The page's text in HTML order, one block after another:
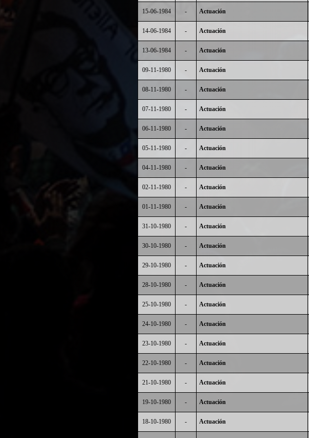
15-06-1984 - Actuación
14-06-1984 - Actuación
13-06-1984 - Actuación
09-11-1980 - Actuación
08-11-1980 - Actuación
07-11-1980 - Actuación
06-11-1980 - Actuación
05-11-1980 - Actuación
04-11-1980 - Actuación
02-11-1980 - Actuación
01-11-1980 - Actuación
31-10-1980 - Actuación
30-10-1980 - Actuación
29-10-1980 - Actuación
28-10-1980 - Actuación
25-10-1980 - Actuación
24-10-1980 - Actuación
23-10-1980 - Actuación
22-10-1980 - Actuación
21-10-1980 - Actuación
19-10-1980 - Actuación
18-10-1980 - Actuación